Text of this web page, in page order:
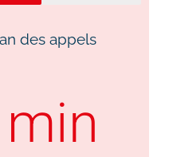
des appels
min